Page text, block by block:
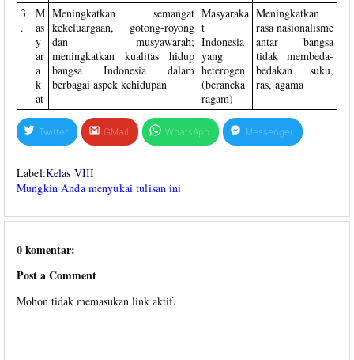
3
.
M
as
y
ar
a
k
at
Meningkatkan semangat
kekeluargaan, gotong-royong
dan musyawarah;
meningkatkan kualitas hidup
bangsa Indonesia dalam
berbagai aspek kehidupan
Masyaraka
t
Indonesia
yang
heterogen
(beraneka
ragam)
Meningkatkan
rasa nasionalisme
antar bangsa
tidak membeda-
bedakan suku,
ras, agama
Twitter GMail WhatsApp Messenger
Label:Kelas VIII
Mungkin Anda menyukai tulisan ini
0 komentar:
Post a Comment
Mohon tidak memasukan link aktif.